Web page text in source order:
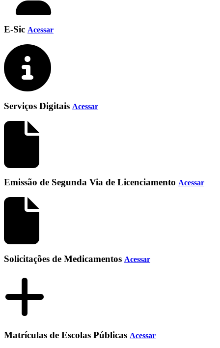
E-Sic Acessar
Serviços Digitais Acessar
Emissão de Segunda Via de Licenciamento Acessar
Solicitações de Medicamentos Acessar
Matrículas de Escolas Públicas Acessar